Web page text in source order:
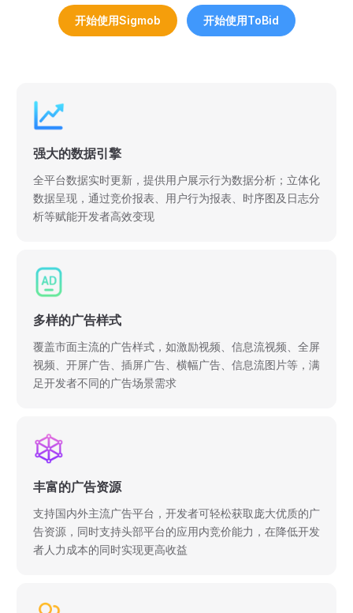
开始使用Sigmob 开始使用ToBid
强大的数据引擎
全平台数据实时更新，提供用户展示行为数据分析；立体化
数据呈现，通过竞价报表、用户行为报表、时序图及日志分
析等赋能开发者高效变现
多样的广告样式
覆盖市面主流的广告样式，如激励视频、信息流视频、全屏
视频、开屏广告、插屏广告、横幅广告、信息流图片等，满
足开发者不同的广告场景需求
丰富的广告资源
支持国内外主流广告平台，开发者可轻松获取庞大优质的广
告资源，同时支持头部平台的应用内竞价能力，在降低开发
者人力成本的同时实现更高收益